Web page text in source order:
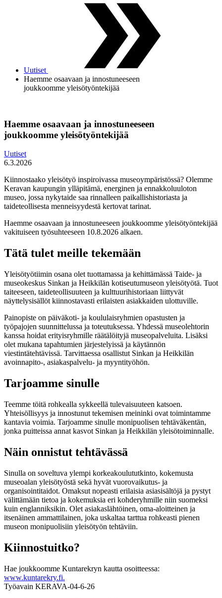
Uutiset
Haemme osaavaan ja innostuneeseen
joukkoomme yleisötyöntekijää
Haemme osaavaan ja innostuneeseen
joukkoomme yleisötyöntekijää
Uutiset
6.3.2026
Kiinnostaako yleisötyö inspiroivassa museoympäristössä? Olemme
Keravan kaupungin ylläpitämä, energinen ja ennakkoluuloton
museo, jossa nykytaide saa rinnalleen paikallishistoriasta ja
taideteollisesta menneisyydestä kertovat tarinat.
Haemme osaavaan ja innostuneeseen joukkoomme yleisötyöntekijää
vakituiseen työsuhteeseen 10.8.2026 alkaen.
Tätä tulet meille tekemään
Yleisötyötiimin osana olet tuottamassa ja kehittämässä Taide- ja
museokeskus Sinkan ja Heikkilän kotiseutumuseon yleisötyötä. Tuot
taiteeseen, taideteollisuuteen ja kulttuurihistoriaan liittyvät
näyttelysisällöt kiinnostavasti erilaisten asiakkaiden ulottuville.
Painopiste on päiväkoti- ja koululaisryhmien opastusten ja
työpajojen suunnittelussa ja toteutuksessa. Yhdessä museolehtorin
kanssa hoidat erityisryhmille räätälöityjä museopalveluita. Lisäksi
olet mukana tapahtumien järjestelyissä ja käytännön
viestintätehtävissä. Tarvittaessa osallistut Sinkan ja Heikkilän
avoinnapito-, asiakaspalvelu- ja myyntityöhön.
Tarjoamme sinulle
Teemme töitä rohkealla sykkeellä tulevaisuuteen katsoen.
Yhteisöllisyys ja innostunut tekemisen meininki ovat toimintamme
kantavia voimia. Tarjoamme sinulle monipuolisen tehtäväkentän,
jonka puitteissa annat kasvot Sinkan ja Heikkilän yleisötoiminnalle.
Näin onnistut tehtävässä
Sinulla on soveltuva ylempi korkeakoulututkinto, kokemusta
museoalan yleisötyöstä sekä hyvät vuorovaikutus- ja
organisointitaidot. Omaksut nopeasti erilaisia asiasisältöjä ja pystyt
välittämään tietoa ja kokemuksia eri kohderyhmille niin suomeksi
kuin englanniksikin. Olet asiakaslähtöinen, oma-aloitteinen ja
itsenäinen ammattilainen, joka uskaltaa tarttua rohkeasti pienen
museon monipuolisiin yleisötyön tehtäviin.
Kiinnostuitko?
Hae joukkoomme Kuntarekryn kautta osoitteessa:
www.kuntarekry.fi.
Työavain KERAVA-04-6-26